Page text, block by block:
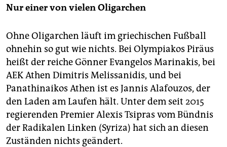
Nur einer von vielen Oligarchen
Ohne Oligarchen läuft im griechischen Fußball
ohnehin so gut wie nichts. Bei Olympiakos Piräus
heißt der reiche Gönner Evangelos Marinakis, bei
AEK Athen Dimitris Melissanidis, und bei
Panathinaikos Athen ist es Jannis Alafouzos, der
den Laden am Laufen hält. Unter dem seit 2015
regierenden Premier Alexis Tsipras vom Bündnis
der Radikalen Linken (Syriza) hat sich an diesen
Zuständen nichts geändert.